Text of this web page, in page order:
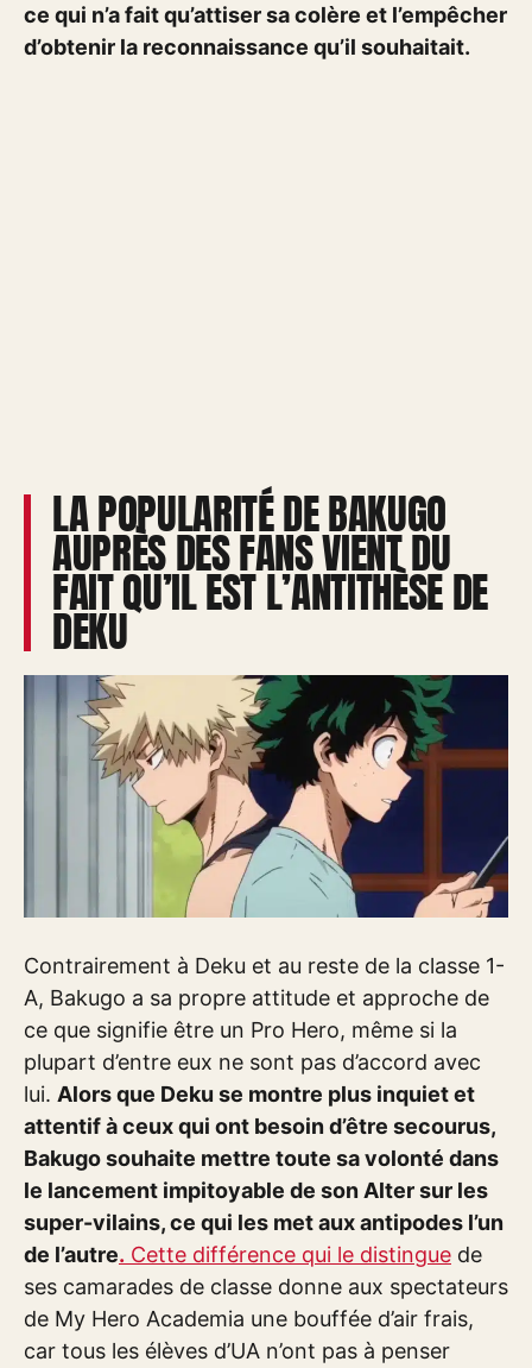
ce qui n’a fait qu’attiser sa colère et l’empêcher
d’obtenir la reconnaissance qu’il souhaitait.
LA POPULARITÉ DE BAKUGO
AUPRÈS DES FANS VIENT DU
FAIT QU’IL EST L’ANTITHÈSE DE
DEKU
Contrairement à Deku et au reste de la classe 1-
A, Bakugo a sa propre attitude et approche de
ce que signifie être un Pro Hero, même si la
plupart d’entre eux ne sont pas d’accord avec
lui. Alors que Deku se montre plus inquiet et
attentif à ceux qui ont besoin d’être secourus,
Bakugo souhaite mettre toute sa volonté dans
le lancement impitoyable de son Alter sur les
super-vilains, ce qui les met aux antipodes l’un
de l’autre. Cette différence qui le distingue de
ses camarades de classe donne aux spectateurs
de My Hero Academia une bouffée d’air frais,
car tous les élèves d’UA n’ont pas à penser